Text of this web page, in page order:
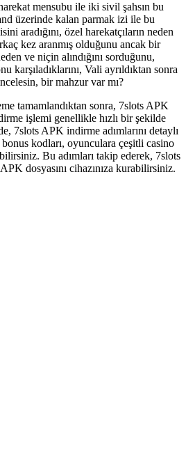
mensubu ile iki sivil şahsın bu
üzerinde kalan parmak izi ile bu
aradığını, özel harekatçıların neden
kez aranmış olduğunu ancak bir
ve niçin alındığını sorduğunu,
karşıladıklarını, Vali ayrıldıktan sonra
bir mahzur var mı?
tamamlandıktan sonra, 7slots APK
işlemi genellikle hızlı bir şekilde
7slots APK indirme adımlarını detaylı
kodları, oyunculara çeşitli casino
Bu adımları takip ederek, 7slots
dosyasını cihazınıza kurabilirsiniz.